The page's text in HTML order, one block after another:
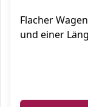
Flacher
und einer